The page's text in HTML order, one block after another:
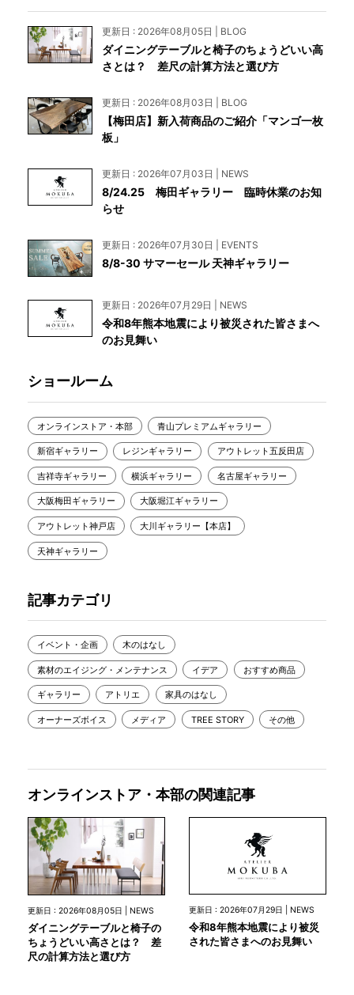
更新日 : 2026年08月05日 | BLOG
ダイニングテーブルと椅子のちょうどいい高
さとは？ 差尺の計算方法と選び方
更新日 : 2026年08月03日 | BLOG
【梅田店】新入荷商品のご紹介「マンゴ一枚
板」
更新日 : 2026年07月03日 | NEWS
8/24.25 梅田ギャラリー 臨時休業のお知
らせ
更新日 : 2026年07月30日 | EVENTS
8/8-30 サマーセール 天神ギャラリー
更新日 : 2026年07月29日 | NEWS
令和8年熊本地震により被災された皆さまへ
のお見舞い
ショールーム
オンラインストア・本部 青山プレミアムギャラリー
新宿ギャラリー レジンギャラリー アウトレット五反田店
吉祥寺ギャラリー 横浜ギャラリー 名古屋ギャラリー
大阪梅田ギャラリー 大阪堀江ギャラリー
アウトレット神戸店 大川ギャラリー【本店】
天神ギャラリー
記事カテゴリ
イベント・企画 木のはなし
素材のエイジング・メンテナンス イデア おすすめ商品
ギャラリー アトリエ 家具のはなし
オーナーズボイス メディア TREE STORY その他
オンラインストア・本部の関連記事
更新日 : 2026年08月05日 | NEWS
ダイニングテーブルと椅子の
ちょうどいい高さとは？ 差
尺の計算方法と選び方
更新日 : 2026年07月29日 | NEWS
令和8年熊本地震により被災
された皆さまへのお見舞い